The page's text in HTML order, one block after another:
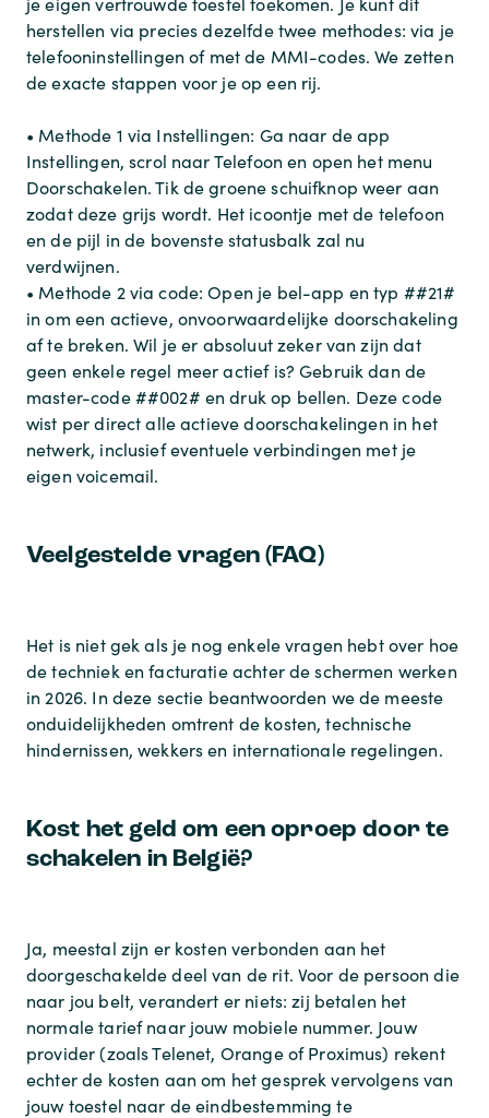
herstellen via precies dezelfde twee methodes: via je
telefooninstellingen of met de MMI-codes. We zetten
de exacte stappen voor je op een rij.
• Methode 1 via Instellingen: Ga naar de app
Instellingen, scrol naar Telefoon en open het menu
Doorschakelen. Tik de groene schuifknop weer aan
zodat deze grijs wordt. Het icoontje met de telefoon
en de pijl in de bovenste statusbalk zal nu
verdwijnen.
• Methode 2 via code: Open je bel-app en typ ##21#
in om een actieve, onvoorwaardelijke doorschakeling
af te breken. Wil je er absoluut zeker van zijn dat
geen enkele regel meer actief is? Gebruik dan de
master-code ##002# en druk op bellen. Deze code
wist per direct alle actieve doorschakelingen in het
netwerk, inclusief eventuele verbindingen met je
eigen voicemail.
Veelgestelde vragen (FAQ)
Het is niet gek als je nog enkele vragen hebt over hoe
de techniek en facturatie achter de schermen werken
in 2026. In deze sectie beantwoorden we de meeste
onduidelijkheden omtrent de kosten, technische
hindernissen, wekkers en internationale regelingen.
Kost het geld om een oproep door te
schakelen in België?
Ja, meestal zijn er kosten verbonden aan het
doorgeschakelde deel van de rit. Voor de persoon die
naar jou belt, verandert er niets: zij betalen het
normale tarief naar jouw mobiele nummer. Jouw
provider (zoals Telenet, Orange of Proximus) rekent
echter de kosten aan om het gesprek vervolgens van
jouw toestel naar de eindbestemming te